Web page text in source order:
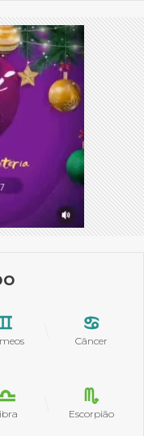
Câncer
Escorpião